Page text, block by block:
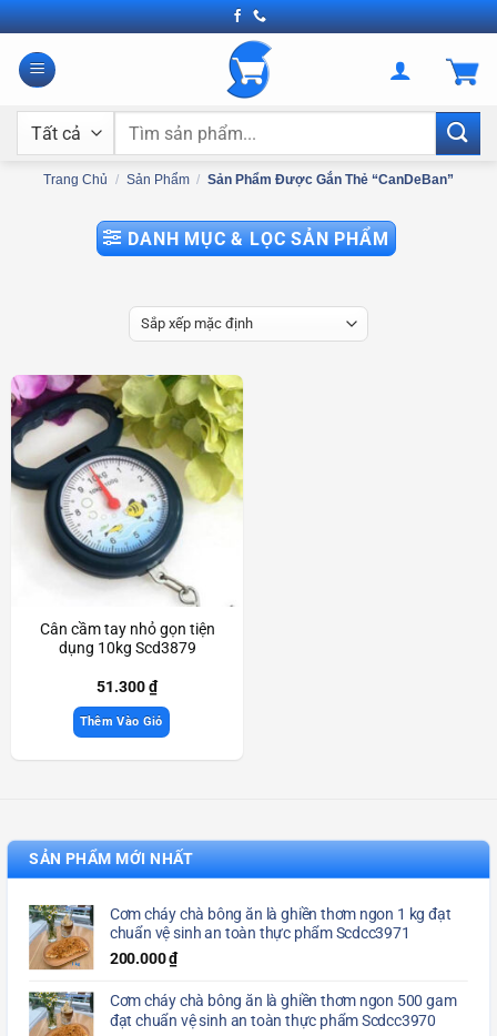
Bỏ
qua
nội
Tìm
Trang Chủ / Sản Phẩm / Sản Phẩm Được Gắn Thẻ “CanDeBan”
DANH MỤC & LỌC SẢN PHẨM
Cân cầm tay nhỏ gọn tiện
dụng 10kg Scd3879
51.300₫
Thêm Vào Giỏ
SẢN PHẨM MỚI NHẤT
Cơm cháy chà bông ăn là ghiền thơm ngon 1 kg đạt
chuẩn vệ sinh an toàn thực phẩm Scdcc3971
200.000₫
Cơm cháy chà bông ăn là ghiền thơm ngon 500 gam
đạt chuẩn vệ sinh an toàn thực phẩm Scdcc3970